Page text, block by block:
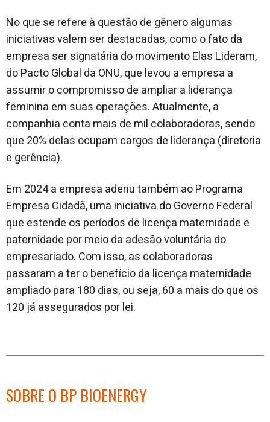
No que se refere à questão de gênero algumas
iniciativas valem ser destacadas, como o fato da
empresa ser signatária do movimento Elas Lideram,
do Pacto Global da ONU, que levou a empresa a
assumir o compromisso de ampliar a liderança
feminina em suas operações. Atualmente, a
companhia conta mais de mil colaboradoras, sendo
que 20% delas ocupam cargos de liderança (diretoria
e gerência).
Em 2024 a empresa aderiu também ao Programa
Empresa Cidadã, uma iniciativa do Governo Federal
que estende os períodos de licença maternidade e
paternidade por meio da adesão voluntária do
empresariado. Com isso, as colaboradoras
passaram a ter o benefício da licença maternidade
ampliado para 180 dias, ou seja, 60 a mais do que os
120 já assegurados por lei.
SOBRE O BP BIOENERGY